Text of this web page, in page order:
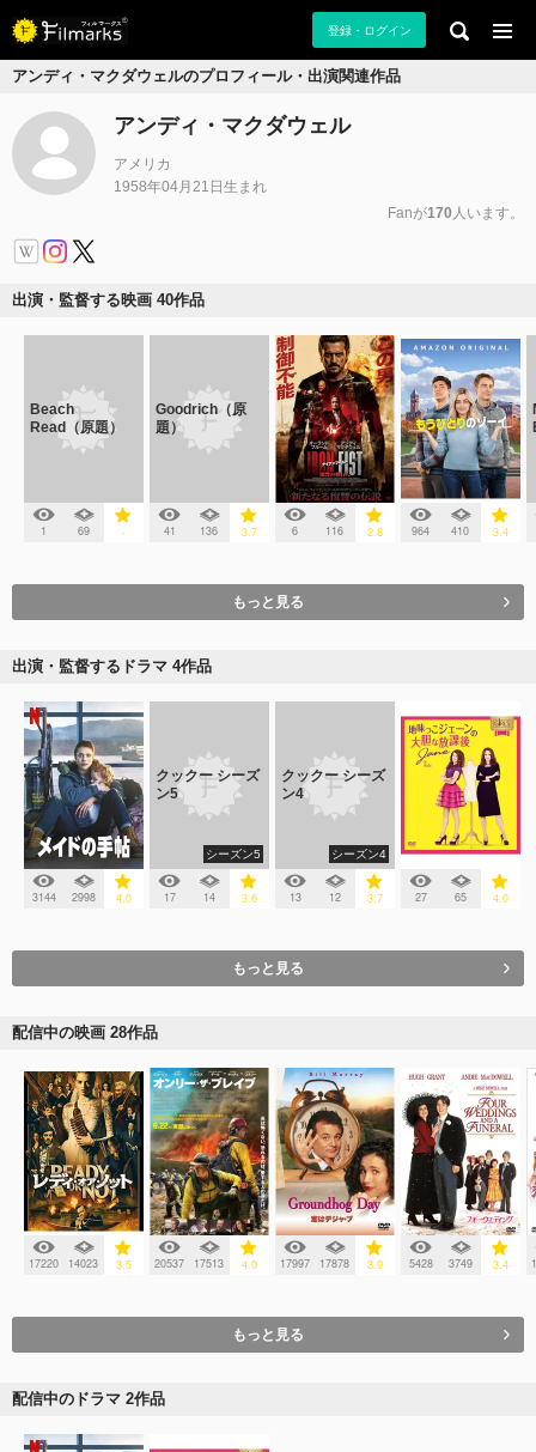
登録・ログイン
アンディ・マクダウェルのプロフィール・出演関連作品
アンディ・マクダウェル
アメリカ
1958年04月21日生まれ
Fanが170 人います。
出演・監督する映画 40作品
Beach
Read（原題）
1 69 -
Goodrich（原
題）
41 136 3.7 6 116 2.8 964 410 3.4
もっと見る
出演・監督するドラマ 4作品
3144 2998 4.0
クックー シーズ
ン5
シーズン5
17 14 3.6
クックー シーズ
ン4
シーズン4
13 12 3.7 27 65 4.0
もっと見る
配信中の映画 28作品
17220 14023 3.5 20537 17513 4.0 17997 17878 3.9 5428 3749 3.4
もっと見る
配信中のドラマ 2作品